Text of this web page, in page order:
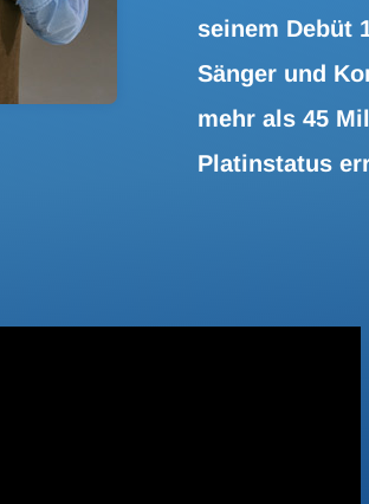
seinem Debüt
Sänger und
mehr als 45
Platinstatus